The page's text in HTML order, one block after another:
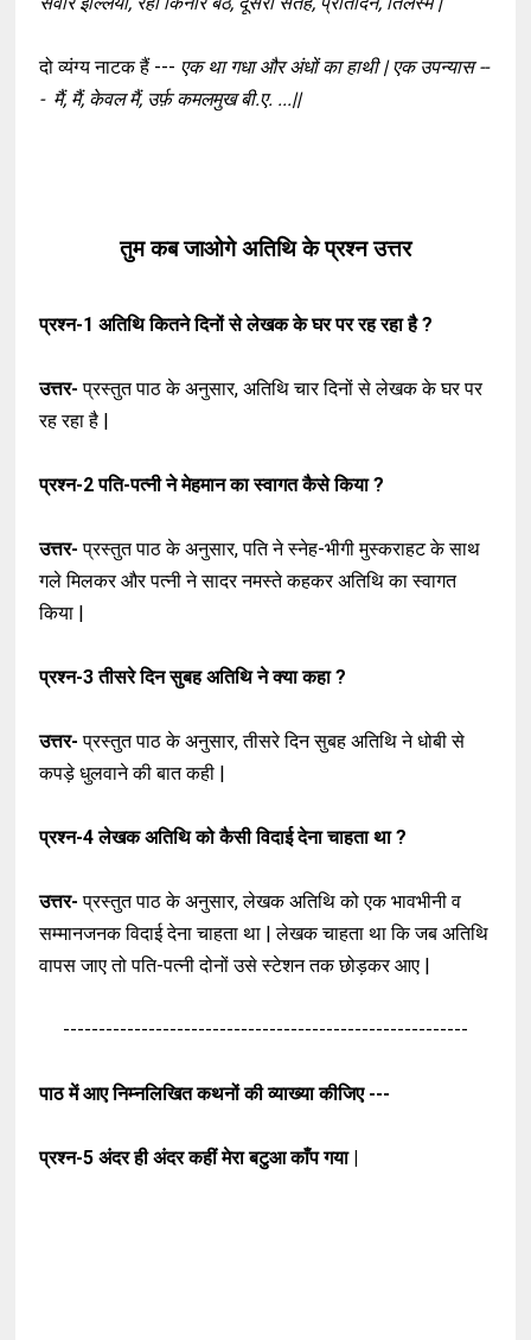
दो व्यंग्य नाटक हैं --- एक था गधा और अंधों का हाथी |एक उपन्यास --
- मैं, मैं, केवल मैं, उर्फ़ कमलमुख बी.ए. ...||
तुम कब जाओगे अतिथि के प्रश्न उत्तर
प्रश्न-1अतिथि कितने दिनों से लेखक के घर पर रह रहा है ?
उत्तर- प्रस्तुत पाठ के अनुसार, अतिथि चार दिनों से लेखक के घर पर
रह रहा है |
प्रश्न-2पति-पत्नी ने मेहमान का स्वागत कैसे किया ?
उत्तर- प्रस्तुत पाठ के अनुसार, पति ने स्नेह-भीगी मुस्कराहट के साथ
गले मिलकर और पत्नी ने सादर नमस्ते कहकर अतिथि का स्वागत
किया |
प्रश्न-3तीसरे दिन सुबह अतिथि ने क्या कहा ?
उत्तर- प्रस्तुत पाठ के अनुसार, तीसरे दिन सुबह अतिथि ने धोबी से
कपड़े धुलवाने की बात कही |
प्रश्न-4लेखक अतिथि को कैसी विदाई देना चाहता था ?
उत्तर-प्रस्तुत पाठ के अनुसार, लेखक अतिथि को एक भावभीनी व
सम्मानजनक विदाई देना चाहता था |लेखक चाहता था कि जब अतिथि
वापस जाए तो पति-पत्नी दोनों उसे स्टेशन तक छोड़कर आए |
---------------------------------------------------------
पाठ में आए निम्नलिखित कथनों की व्याख्या कीजिए ---
प्रश्न-5अंदर ही अंदर कहीं मेरा बटुआ काँप गया |